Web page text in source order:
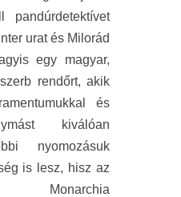
pandúrdetektívet
urat és Milorád
egy magyar,
rendőrt, akik
és
kiválóan
nyomozásuk
is lesz, hisz az
Monarchia